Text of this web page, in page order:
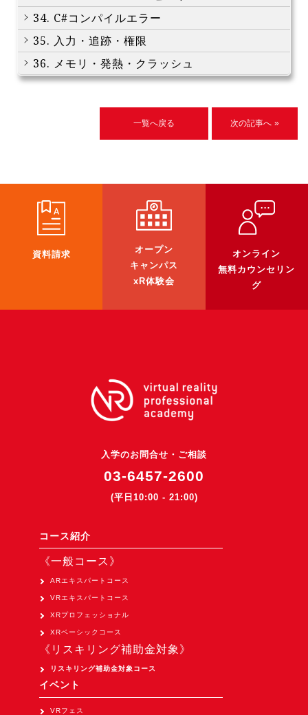
34. C#コンパイルエラー
35. 入力・追跡・権限
36. メモリ・発熱・クラッシュ
一覧へ戻る 次の記事へ »
資料請求
オープン
キャンパス
xR体験会
オンライン
無料カウンセリン
グ
入学のお問合せ・ご相談
03-6457-2600
(平日10:00 - 21:00)
コース紹介
《一般コース》
ARエキスパートコース
VRエキスパートコース
XRプロフェッショナル
XRベーシックコース
《リスキリング補助金対象》
リスキリング補助金対象コース
イベント
VRフェス